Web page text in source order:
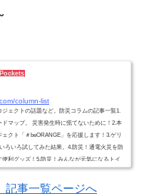
column-list
ェクトの話題など。防災コラムの記事一覧1.
マップ。 災害発生時に慌てないために！2.本
クト「＃beORANGE」を応援します！3.ゲリ
ろいろ試してみた結果。4.防災！通電火災を防
利グッズ！5.防災！みんなが元気になるトイ
？6.防災！津波避難タワーを登ってみました7.
に、協定を結んで...
事一覧ページへ